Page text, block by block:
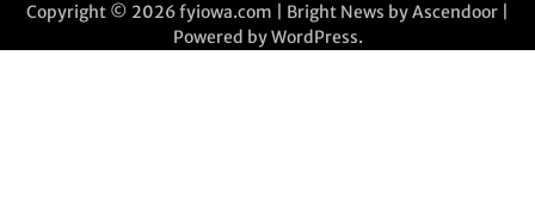
Copyright © 2026fyiowa.com | Bright News byAscendoor
Powered byWordPress.